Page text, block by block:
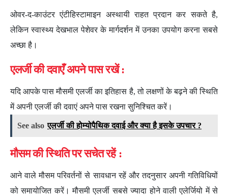
ओवर-द-काउंटर एंटीहिस्टामाइन अस्थायी राहत प्रदान कर सकते है,
लेकिन स्वास्थ्य देखभाल पेशेवर के मार्गदर्शन में उनका उपयोग करना सबसे
अच्छा है।
एलर्जी की दवाएँ अपने पास रखें :
यदि आपके पास मौसमी एलर्जी का इतिहास है, तो लक्षणों के बढ़ने की स्थिति
में अपनी एलर्जी की दवाएं अपने पास रखना सुनिश्चित करें।
See also एलर्जी की होम्योपैथिक दवाई और क्या है इसके उपचार ?
मौसम की स्थिति पर सचेत रहें :
आने वाले मौसम परिवर्तनों से सावधान रहें और तदनुसार अपनी गतिविधियों
को समायोजित करें। मौसमी एलर्जी सबसे ज्यादा होने वाली एलेर्जियो में से